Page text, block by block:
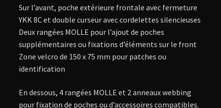
Sur l’avant, poche extérieure frontale avec fermeture
YKK 8C et double curseur avec cordelettes silencieuses
Deux rangées MOLLE pour l’ajout de poches
supplémentaires ou fixations d’éléments sur le front
Zone velcro de 150 x 75 mm pour patches ou
identification
En dessous, 4 rangées MOLLE et 2 anneaux webbing
pour fixation de poches ou d’accessoires compatibles.